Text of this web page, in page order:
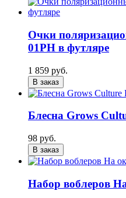
Очки
01PH в футляре
1 859 руб.
В заказ
Блесна Grows
98 руб.
В заказ
Набор воблеров